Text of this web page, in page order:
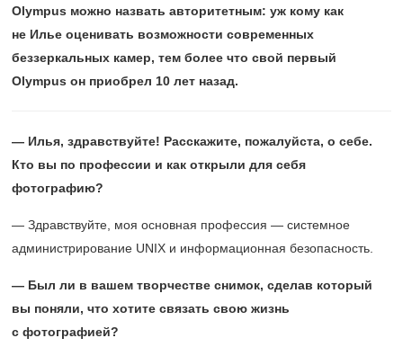
Olympus можно назвать авторитетным: уж кому как
не Илье оценивать возможности современных
беззеркальных камер, тем более что свой первый
Olympus он приобрел 10 лет назад.
— Илья, здравствуйте! Расскажите, пожалуйста, о себе.
Кто вы по профессии и как открыли для себя
фотографию?
— Здравствуйте, моя основная профессия — системное
администрирование UNIX и информационная безопасность.
— Был ли в вашем творчестве снимок, сделав который
вы поняли, что хотите связать свою жизнь
с фотографией?